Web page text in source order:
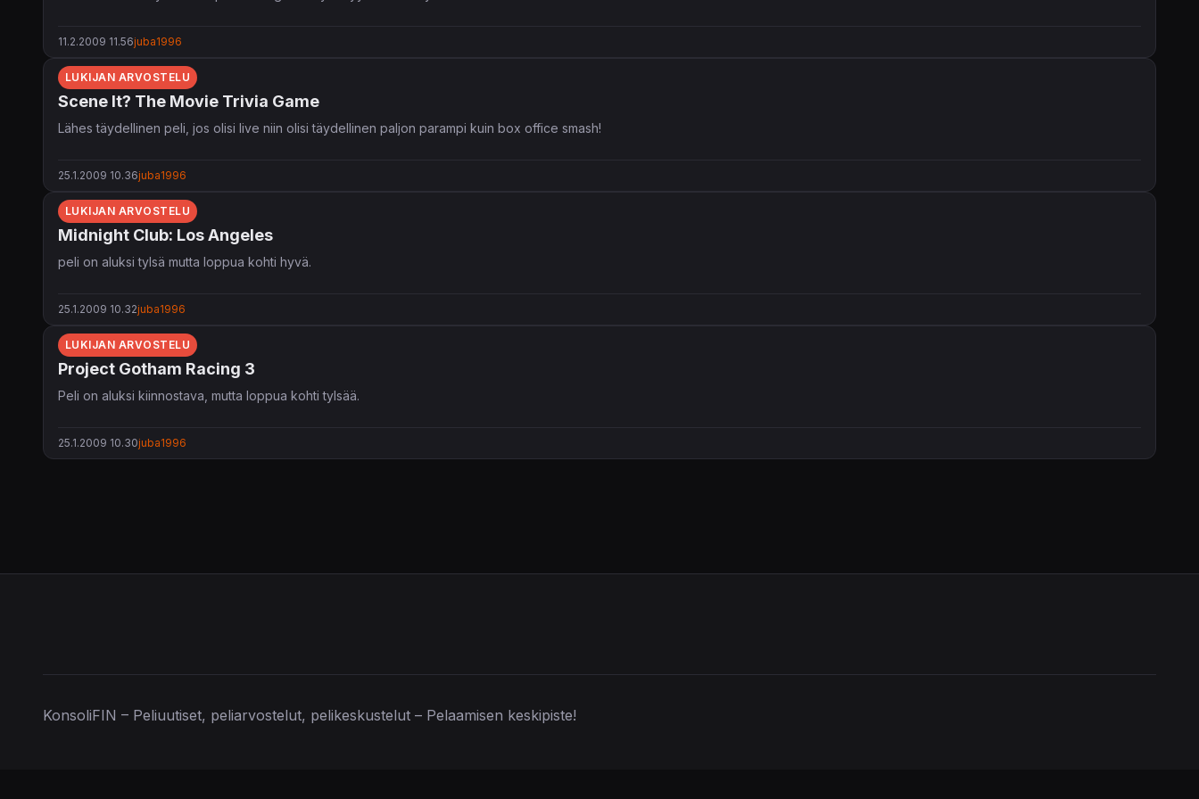
11.2.2009 11.56juba1996
LUKIJAN ARVOSTELU
Scene It? The Movie Trivia Game
Lähes täydellinen peli, jos olisi live niin olisi täydellinen paljon parampi kuin box office smash!
25.1.2009 10.36juba1996
LUKIJAN ARVOSTELU
Midnight Club: Los Angeles
peli on aluksi tylsä mutta loppua kohti hyvä.
25.1.2009 10.32juba1996
LUKIJAN ARVOSTELU
Project Gotham Racing 3
Peli on aluksi kiinnostava, mutta loppua kohti tylsää.
25.1.2009 10.30juba1996
KonsoliFIN – Peliuutiset, peliarvostelut, pelikeskustelut – Pelaamisen keskipiste!